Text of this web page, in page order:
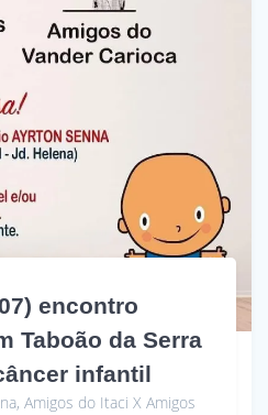
encontro
Taboão da Serra
infantil
Amigos do Itaci X Amigos